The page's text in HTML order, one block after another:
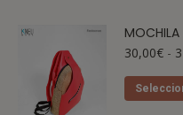
MOCHILA
30,00€ -